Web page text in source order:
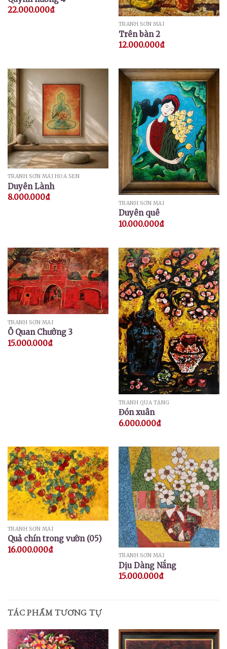
22.000.000₫
TRANH SƠN MÀI
Trên bàn 2
12.000.000₫
TRANH SƠN MÀI HOA SEN
Duyên Lành
8.000.000₫
TRANH SƠN MÀI
Duyên quê
10.000.000₫
TRANH SƠN MÀI
Ô Quan Chưởng 3
15.000.000₫
TRANH QUÀ TẶNG
Đón xuân
6.000.000₫
TRANH SƠN MÀI
Quả chín trong vườn (05)
16.000.000₫
TRANH SƠN MÀI
Dịu Dàng Nắng
15.000.000₫
TÁC PHẨM TƯƠNG TỰ